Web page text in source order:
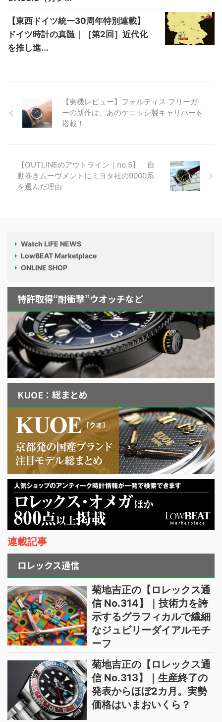
【東西ドイツ統一30周年特別連載】
ドイツ時計の真髄｜［第2回］近代化
を推し進...
【実機レビュー】フォルティス フリーガ
ーの新作は、あのケニッシ製キャリバーを
搭載！
【OUTLINEのアウトライン｜no.5】 自
動巻きムーヴメントにミヨタ社の9000系
を選んだ理由
Watch LIFE NEWS
LowBEAT Marketplace
ONLINE SHOP
特許取得“耐衝撃”ウオッチなど
KUOE：総まとめ
連載記事
ロレックス通信
菊地吉正の【ロレックス通
信 No.314】｜技術力を誇
示するグラフィカルで繊細
なジュビリーダイアルモチ
ーフ
菊地吉正の【ロレックス通
信 No.313】｜生産終了の
発表からほぼ2カ月。実勢
価格はいまおいくら？